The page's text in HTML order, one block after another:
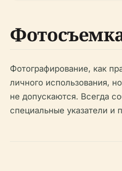
Фотографирование, как
личного использования,
не допускаются. Всегда
специальные указатели и